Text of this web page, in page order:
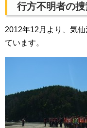
行方不明者の
2012年12月より、気
ています。
お問い合わせ